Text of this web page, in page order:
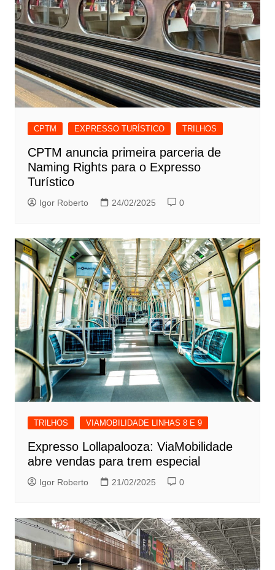
CPTM EXPRESSO TURÍSTICO TRILHOS
CPTM anuncia primeira parceria de
Naming Rights para o Expresso
Turístico
Igor Roberto 24/02/2025 0
TRILHOS VIAMOBILIDADE LINHAS 8 E 9
Expresso Lollapalooza: ViaMobilidade
abre vendas para trem especial
Igor Roberto 21/02/2025 0